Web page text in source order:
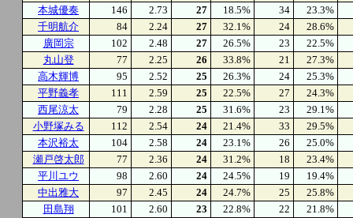
本城優奏
146 2.73 27 18.5% 34
23.3%
千明航介
84 2.24 27 32.1% 24
28.6%
廣岡宗
102 2.48 27 26.5% 23
22.5%
丸山登
77 2.25 26 33.8% 21
27.3%
高木輝博
95 2.52 25 26.3% 24
25.3%
平野義孝
111 2.59 25 22.5% 27
24.3%
西尾涼太
79 2.28 25 31.6% 23
29.1%
小野塚みる
112 2.54 24 21.4% 33
29.5%
本沢裕太
104 2.58 24 23.1% 26
25.0%
瀬戸啓太郎
77 2.36 24 31.2% 18
23.4%
平川ユウ
98 2.60 24 24.5% 19
19.4%
中出雅大
97 2.45 24 24.7% 25
25.8%
田島翔
101 2.60 23 22.8% 22
21.8%